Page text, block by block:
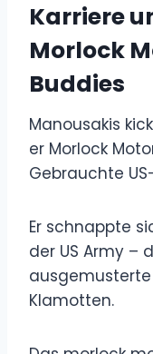
Karriere
Morlock
Buddies
Manousakis
er Morlock
Gebrauchte
Er schnappte
der US Army –
ausgemusterte
Klamotten.